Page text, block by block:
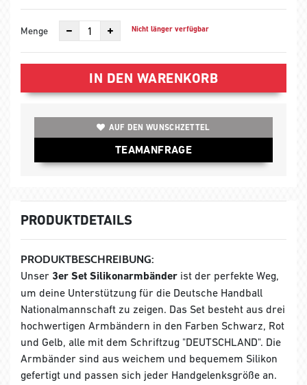
Menge Nicht länger verfügbar
IN DEN WARENKORB
AUF DEN WUNSCHZETTEL
TEAMANFRAGE
PRODUKTDETAILS
PRODUKTBESCHREIBUNG:
Unser 3er Set Silikonarmbänder ist der perfekte Weg,
um deine Unterstützung für die Deutsche Handball
Nationalmannschaft zu zeigen. Das Set besteht aus drei
hochwertigen Armbändern in den Farben Schwarz, Rot
und Gelb, alle mit dem Schriftzug "DEUTSCHLAND". Die
Armbänder sind aus weichem und bequemem Silikon
gefertigt und passen sich jeder Handgelenksgröße an.